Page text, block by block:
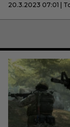
20.3.2023 07:01 |